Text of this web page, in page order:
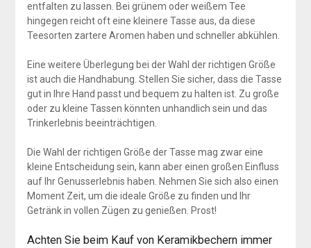
entfalten zu lassen. Bei grünem oder weißem Tee
hingegen reicht oft eine kleinere Tasse aus, da diese
Teesorten zartere Aromen haben und schneller abkühlen.
Eine weitere Überlegung bei der Wahl der richtigen Größe
ist auch die Handhabung. Stellen Sie sicher, dass die Tasse
gut in Ihre Hand passt und bequem zu halten ist. Zu große
oder zu kleine Tassen könnten unhandlich sein und das
Trinkerlebnis beeinträchtigen.
Die Wahl der richtigen Größe der Tasse mag zwar eine
kleine Entscheidung sein, kann aber einen großen Einfluss
auf Ihr Genusserlebnis haben. Nehmen Sie sich also einen
Moment Zeit, um die ideale Größe zu finden und Ihr
Getränk in vollen Zügen zu genießen. Prost!
Achten Sie beim Kauf von Keramikbechern immer